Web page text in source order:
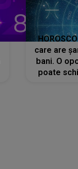
care are
bani. O
poate